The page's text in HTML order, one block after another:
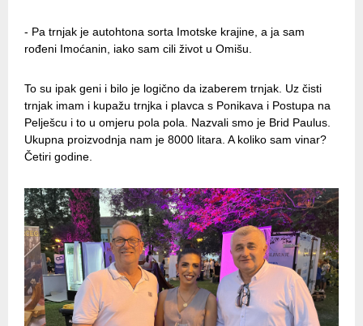
- Pa trnjak je autohtona sorta Imotske krajine, a ja sam
rođeni Imoćanin, iako sam cili život u Omišu.
To su ipak geni i bilo je logično da izaberem trnjak. Uz čisti
trnjak imam i kupažu trnjka i plavca s Ponikava i Postupa na
Pelješcu i to u omjeru pola pola. Nazvali smo je Brid Paulus.
Ukupna proizvodnja nam je 8000 litara. A koliko sam vinar?
Četiri godine.